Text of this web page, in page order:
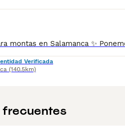
Verificada
(140.5km)
frecuentes